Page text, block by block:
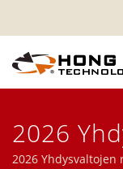
2026
2026